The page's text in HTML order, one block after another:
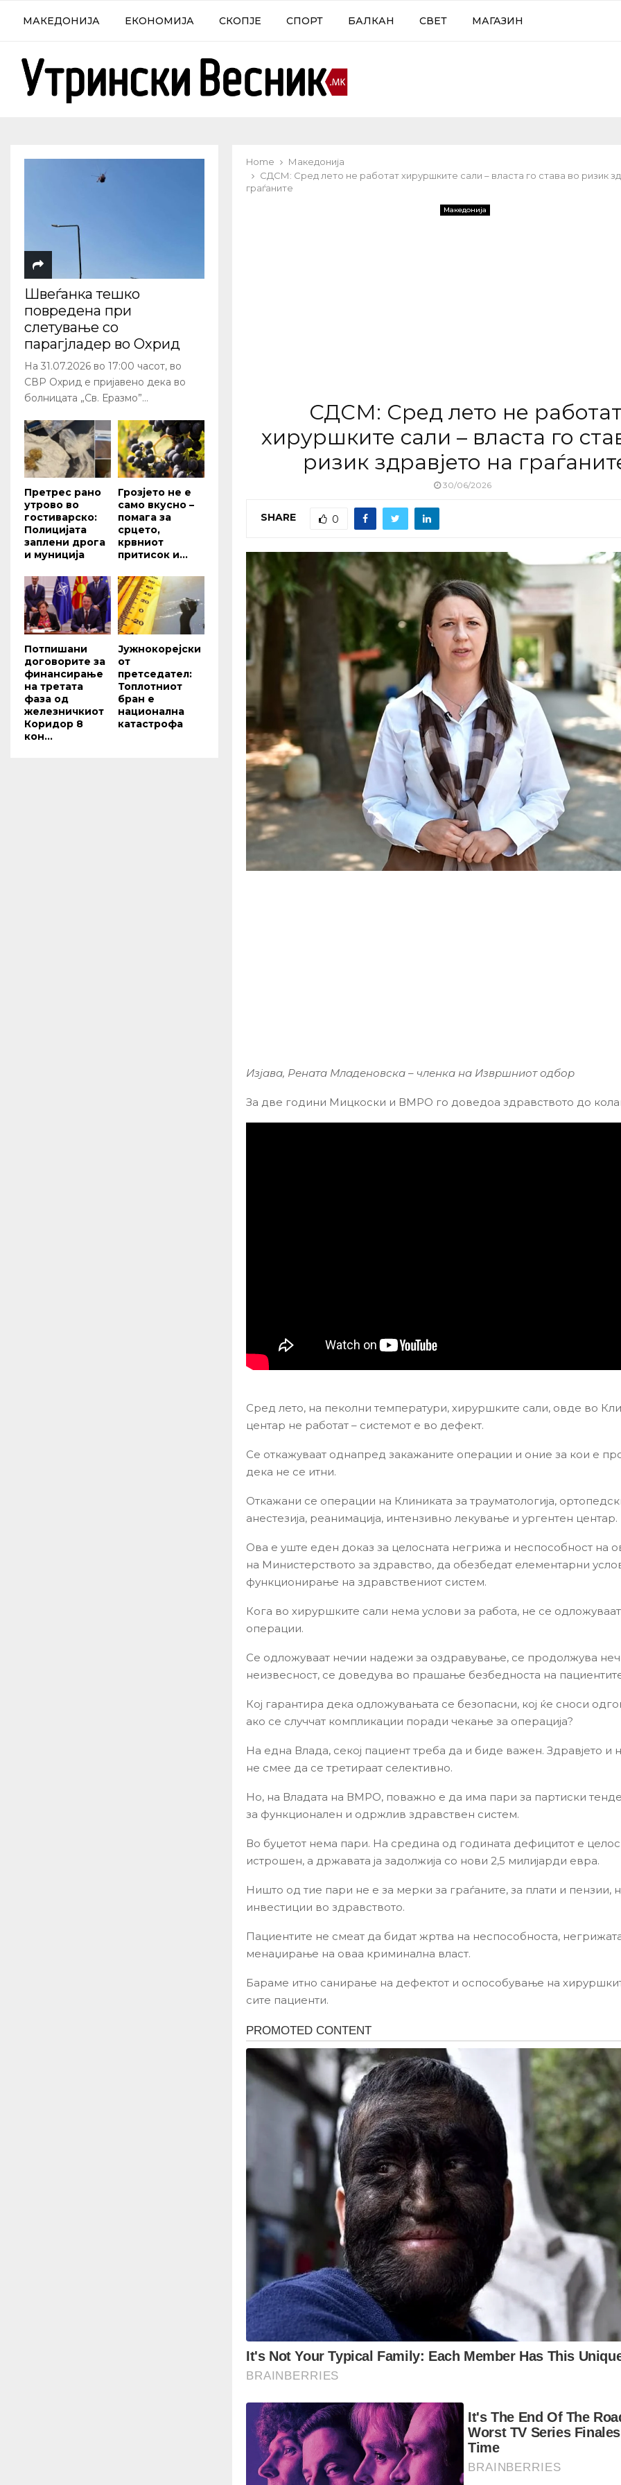
МАКЕДОНИЈА ЕКОНОМИЈА СКОПЈЕ СПОРТ БАЛКАН СВЕТ МАГАЗИН
Home
Македонија
СДСМ: Сред лето не работат хируршките сали – власта го става во ризик
граѓаните
Македонија
СДСМ: Сред лето не
хируршките сали – власта го
ризик здравјето на
30/06/2026
SHARE 0
Изјава, Рената Младеновска – членка на Извршниот одбор
За две години Мицкоски и ВМРО го доведоа здравството до
Сред лето, на пеколни температури, хируршките сали, овде во
центар не работат – системот е во дефект.
Се откажуваат однапред закажаните операции и оние за кои е
дека не се итни.
Откажани се операции на Клиниката за трауматологија,
анестезија, реанимација, интензивно лекување и ургентен центар.
Ова е уште еден доказ за целосната негрижа и неспособност на
на Министерството за здравство, да обезбедат елементарни
функционирање на здравствениот систем.
Кога во хируршките сали нема услови за работа, не се
операции.
Се одложуваат нечии надежи за оздравување, се продолжува
неизвесност, се доведува во прашање безбедноста на
Кој гарантира дека одложувањата се безопасни, кој ќе сноси
ако се случчат компликации поради чекање за операција?
На една Влада, секој пациент треба да и биде важен. Здравјето и
не смее да се третираат селективно.
Но, на Владата на ВМРО, поважно е да има пари за партиски
за функционален и одржлив здравствен систем.
Во буџетот нема пари. На средина од годината дефицитот е
истрошен, а државата ја задолжија со нови 2,5 милијарди евра.
Ништо од тие пари не е за мерки за граѓаните, за плати и пензии,
инвестиции во здравството.
Пациентите не смеат да бидат жртва на неспособноста,
менаџирање на оваа криминална власт.
Бараме итно санирање на дефектот и оспособување на
сите пациенти.
Швеѓанка тешко
повредена при
слетување со
парагјладер во Охрид
На 31.07.2026 во 17:00 часот, во
СВР Охрид е пријавено дека во
болницата „Св. Еразмо”...
Претрес рано
утрово во
гостиварско:
Полицијата
заплени дрога
и муниција
Грозјето не е
само вкусно –
помага за
срцето,
крвниот
притисок и...
Потпишани
договорите за
финансирање
на третата
фаза од
железничкиот
Коридор 8
кон...
Јужнокорејски
от
претседател:
Топлотниот
бран е
национална
катастрофа